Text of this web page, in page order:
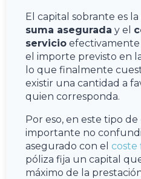
El capital sobrante es
suma asegurada y el
servicio efectivamente
el importe previsto en
lo que finalmente
existir una cantidad a
quien corresponda.
Por eso, en este tipo de
importante no
asegurado con el coste
póliza fija un capital
máximo de la